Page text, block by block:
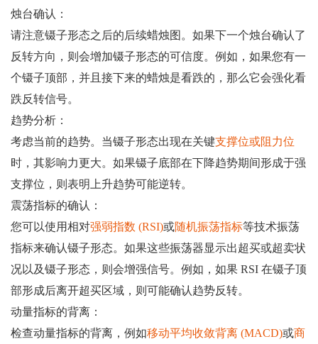
烛台确认：
请注意镊子形态之后的后续蜡烛图。如果下一个烛台确认了
反转方向，则会增加镊子形态的可信度。例如，如果您有一
个镊子顶部，并且接下来的蜡烛是看跌的，那么它会强化看
跌反转信号。
趋势分析：
考虑当前的趋势。当镊子形态出现在关键支撑位或阻力位
时，其影响力更大。如果镊子底部在下降趋势期间形成于强
支撑位，则表明上升趋势可能逆转。
震荡指标的确认：
您可以使用相对强弱指数 (RSI)或随机振荡指标等技术振荡
指标来确认镊子形态。如果这些振荡器显示出超买或超卖状
况以及镊子形态，则会增强信号。例如，如果 RSI 在镊子顶
部形成后离开超买区域，则可能确认趋势反转。
动量指标的背离：
检查动量指标的背离，例如移动平均收敛背离 (MACD)或商